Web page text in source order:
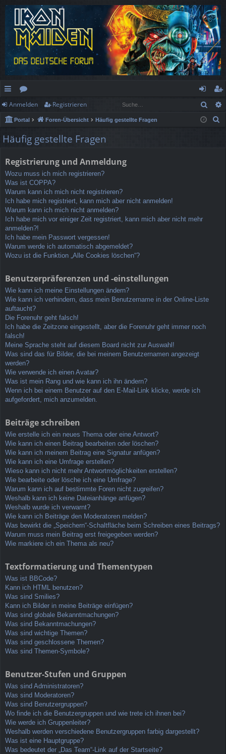
ch
ne
llz
rif
f
or
en
n
m
eg
ist
Anmelden Registrieren
Portal Foren-Übersicht Häufig gestellte Fragen
Häufig gestellte Fragen
Registrierung und Anmeldung
Wozu muss ich mich registrieren?
Was ist COPPA?
Warum kann ich mich nicht registrieren?
Ich habe mich registriert, kann mich aber nicht anmelden!
Warum kann ich mich nicht anmelden?
Ich habe mich vor einiger Zeit registriert, kann mich aber nicht mehr
anmelden?!
Ich habe mein Passwort vergessen!
Warum werde ich automatisch abgemeldet?
Wozu ist die Funktion „Alle Cookies löschen“?
Benutzerpräferenzen und -einstellungen
Wie kann ich meine Einstellungen ändern?
Wie kann ich verhindern, dass mein Benutzername in der Online-Liste
auftaucht?
Die Forenuhr geht falsch!
Ich habe die Zeitzone eingestellt, aber die Forenuhr geht immer noch
falsch!
Meine Sprache steht auf diesem Board nicht zur Auswahl!
Was sind das für Bilder, die bei meinem Benutzernamen angezeigt
werden?
Wie verwende ich einen Avatar?
Was ist mein Rang und wie kann ich ihn ändern?
Wenn ich bei einem Benutzer auf den E-Mail-Link klicke, werde ich
aufgefordert, mich anzumelden.
Beiträge schreiben
Wie erstelle ich ein neues Thema oder eine Antwort?
Wie kann ich einen Beitrag bearbeiten oder löschen?
Wie kann ich meinem Beitrag eine Signatur anfügen?
Wie kann ich eine Umfrage erstellen?
Wieso kann ich nicht mehr Antwortmöglichkeiten erstellen?
Wie bearbeite oder lösche ich eine Umfrage?
Warum kann ich auf bestimmte Foren nicht zugreifen?
Weshalb kann ich keine Dateianhänge anfügen?
Weshalb wurde ich verwarnt?
Wie kann ich Beiträge den Moderatoren melden?
Was bewirkt die „Speichern“-Schaltfläche beim Schreiben eines Beitrags?
Warum muss mein Beitrag erst freigegeben werden?
Wie markiere ich ein Thema als neu?
Textformatierung und Thementypen
Was ist BBCode?
Kann ich HTML benutzen?
Was sind Smilies?
Kann ich Bilder in meine Beiträge einfügen?
Was sind globale Bekanntmachungen?
Was sind Bekanntmachungen?
Was sind wichtige Themen?
Was sind geschlossene Themen?
Was sind Themen-Symbole?
Benutzer-Stufen und Gruppen
Was sind Administratoren?
Was sind Moderatoren?
Was sind Benutzergruppen?
Wo finde ich die Benutzergruppen und wie trete ich ihnen bei?
Wie werde ich Gruppenleiter?
Weshalb werden verschiedene Benutzergruppen farbig dargestellt?
Was ist eine Hauptgruppe?
Was bedeutet der „Das Team“-Link auf der Startseite?